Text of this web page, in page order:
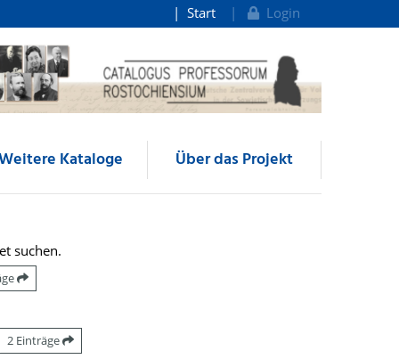
Start Login
Kataloge Über das Projekt
suchen.
2 Einträge